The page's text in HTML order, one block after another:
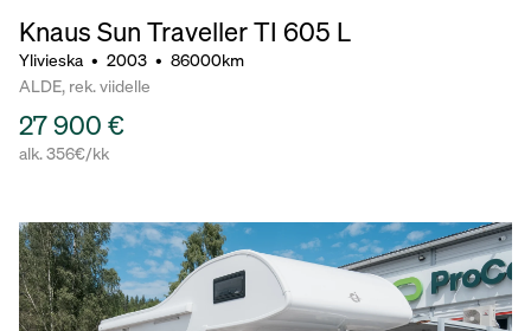
Knaus Sun Traveller TI 605 L
Ylivieska • 2003 • 86000km
ALDE, rek. viidelle
27 900 €
alk. 356€/kk